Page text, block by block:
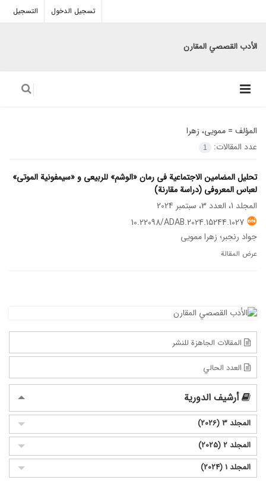
تسجيل الدخول التسجيل
الأدب القصصي المقارن
المؤلف = ممویی، زهرا
عدد المقالات:
1
تحلیل المضامین الاجتماعیة فی رمان «الوشم» للربیعی و «سیمفونیة الموتی»
لعباس المعروفی (دراسة مقارنة)
المجلد 1، العدد 3، سبتمبر 2024
10.22098/ADAB.2024.15244.1027
جواد رنجبر؛ زهرا ممویی
عرض المقالة
المقالات الجاهزة للنشر
العدد الحالي
أرشيف الدورية
المجلد 3 (2026)
المجلد 2 (2025)
المجلد 1 (2024)